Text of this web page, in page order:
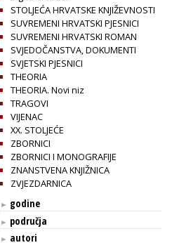
STOLJEĆA HRVATSKE KNJIŽEVNOSTI
SUVREMENI HRVATSKI PJESNICI
SUVREMENI HRVATSKI ROMAN
SVJEDOČANSTVA, DOKUMENTI
SVJETSKI PJESNICI
THEORIA
THEORIA. Novi niz
TRAGOVI
VIJENAC
XX. STOLJEĆE
ZBORNICI
ZBORNICI I MONOGRAFIJE
ZNANSTVENA KNJIŽNICA
ZVJEZDARNICA
► godine
► područja
► autori